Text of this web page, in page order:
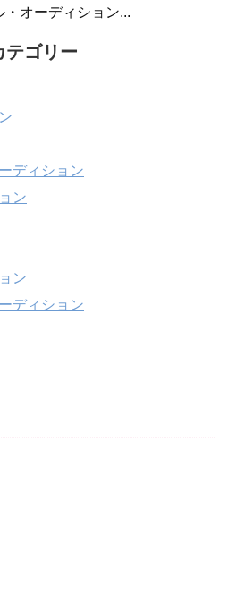
オーディション...
テゴリー
ディション
ン
ン
ディション